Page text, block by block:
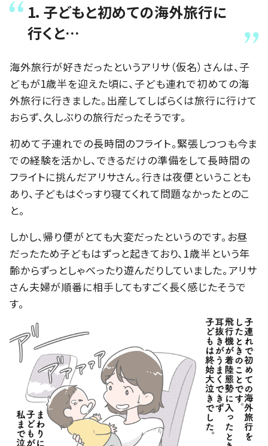
1．子どもと初めての海外旅行に
行くと…
海外旅行が好きだったというアリサ（仮名）さんは、子
どもが1歳半を迎えた頃に、子ども連れで初めての海
外旅行に行きました。出産してしばらくは旅行に行けて
おらず、久しぶりの旅行だったそうです。
初めて子連れでの長時間のフライト。緊張しつつも今ま
での経験を活かし、できるだけの準備をして長時間の
フライトに挑んだアリサさん。行きは夜便ということも
あり、子どもはぐっすり寝てくれて問題なかったとのこ
と。
しかし、帰り便がとても大変だったというのです。お昼
だったため子どもはずっと起きており、1歳半という年
齢からずっとしゃべったり遊んだりしていました。アリサ
さん夫婦が順番に相手してもすごく長く感じたそうで
す。